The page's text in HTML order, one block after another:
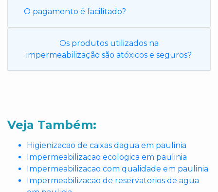
O pagamento é facilitado?
Os produtos utilizados na
impermeabilização são atóxicos e seguros?
Veja Também:
Higienizacao de caixas dagua em paulinia
Impermeabilizacao ecologica em paulinia
Impermeabilizacao com qualidade em paulinia
Impermeabilizacao de reservatorios de agua